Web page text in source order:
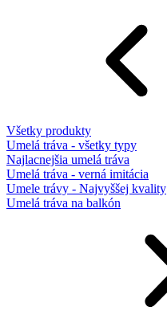
Všetky produkty
Umelá tráva - všetky typy
Najlacnejšia umelá tráva
Umelá tráva - verná imitácia
Umele trávy - Najvyššej kvality
Umelá tráva na balkón